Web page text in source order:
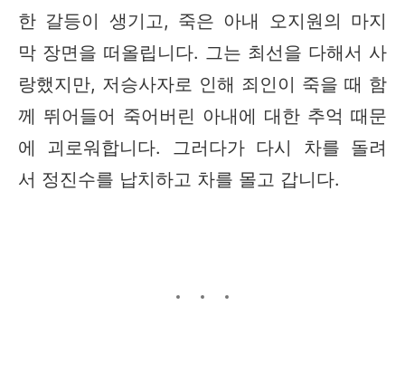
한 갈등이 생기고, 죽은 아내 오지원의 마지
막 장면을 떠올립니다. 그는 최선을 다해서 사
랑했지만, 저승사자로 인해 죄인이 죽을 때 함
께 뛰어들어 죽어버린 아내에 대한 추억 때문
에 괴로워합니다. 그러다가 다시 차를 돌려
서 정진수를 납치하고 차를 몰고 갑니다.